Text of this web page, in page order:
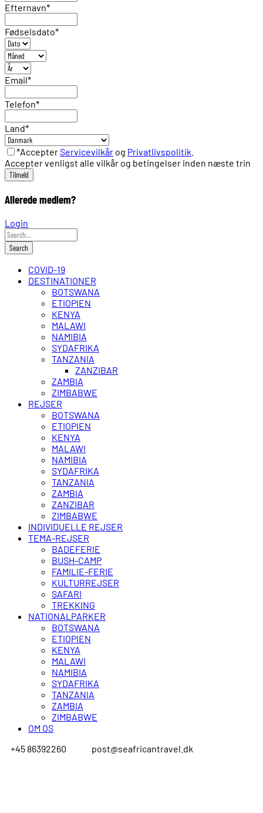
Efternavn*
Fødselsdato*
Email*
Telefon*
Land*
*AccepterServicevilkår og Privatlivspolitik
Accepter venligst alle vilkår og betingelser inden næste trin
Allerede medlem?
Login
COVID-19
DESTINATIONER
BOTSWANA
ETIOPIEN
KENYA
MALAWI
NAMIBIA
SYDAFRIKA
TANZANIA
ZANZIBAR
ZAMBIA
ZIMBABWE
REJSER
BOTSWANA
ETIOPIEN
KENYA
MALAWI
NAMIBIA
SYDAFRIKA
TANZANIA
ZAMBIA
ZANZIBAR
ZIMBABWE
INDIVIDUELLE REJSER
TEMA-REJSER
BADEFERIE
BUSH-CAMP
FAMILIE-FERIE
KULTURREJSER
SAFARI
TREKKING
NATIONALPARKER
BOTSWANA
ETIOPIEN
KENYA
MALAWI
NAMIBIA
SYDAFRIKA
TANZANIA
ZAMBIA
ZIMBABWE
OM OS
+45 86392260
post@seafricantravel.dk